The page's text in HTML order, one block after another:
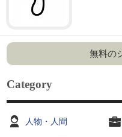
無料の
Category
人物・人間